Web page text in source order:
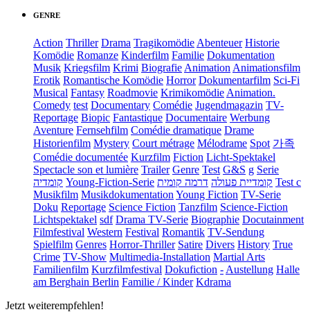
GENRE
Action Thriller Drama Tragikomödie Abenteuer Historie
Komödie Romanze Kinderfilm Familie Dokumentation
Musik Kriegsfilm Krimi Biografie Animation Animationsfilm
Erotik Romantische Komödie Horror Dokumentarfilm Sci-Fi
Musical Fantasy Roadmovie Krimikomödie Animation.
Comedy test Documentary Comédie Jugendmagazin TV-
Reportage Biopic Fantastique Documentaire Werbung
Aventure Fernsehfilm Comédie dramatique Drame
Historienfilm Mystery Court métrage Mélodrame Spot 가족
Comédie documentée Kurzfilm Fiction Licht-Spektakel
Spectacle son et lumière Trailer Genre Test G&S g Serie
קומדיה Young-Fiction-Serie קומדיית פעולה דרמה קומית
Test c
Musikfilm Musikdokumentation Young Fiction TV-Serie
Doku Reportage Science Fiction Tanzfilm Science-Fiction
Lichtspektakel sdf Drama TV-Serie Biographie Docutainment
Filmfestival Western Festival Romantik TV-Sendung
Spielfilm Genres Horror-Thriller Satire Divers History True
Crime TV-Show Multimedia-Installation Martial Arts
Familienfilm Kurzfilmfestival Dokufiction - Austellung Halle
am Berghain Berlin Familie / Kinder Kdrama
Jetzt weiterempfehlen!